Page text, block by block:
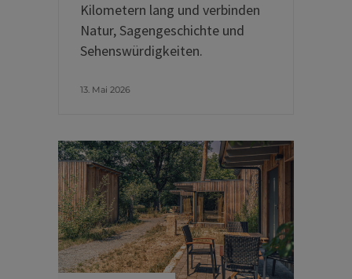
Kilometern lang und verbinden
Natur, Sagengeschichte und
Sehenswürdigkeiten.
13. Mai 2026